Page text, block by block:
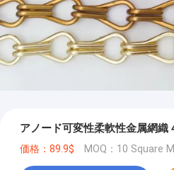
アノード可変性柔軟性金属網織
価格：89.9$ MOQ：10 Square